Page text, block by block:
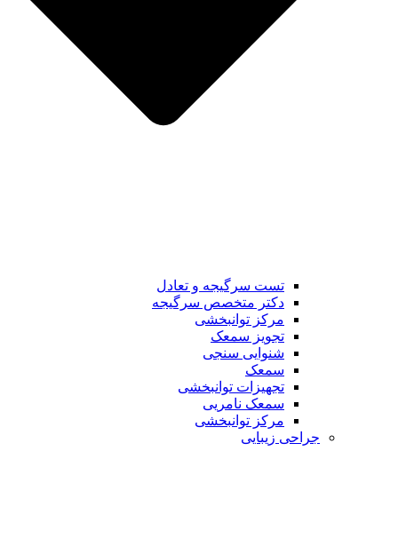
تست سرگیجه و تعادل
دکتر متخصص سرگیجه
مرکز توانبخشی
تجویز سمعک
شنوایی سنجی
سمعک
تجهیزات توانبخشی
سمعک نامریی
مرکز توانبخشی
جراحی زیبایی